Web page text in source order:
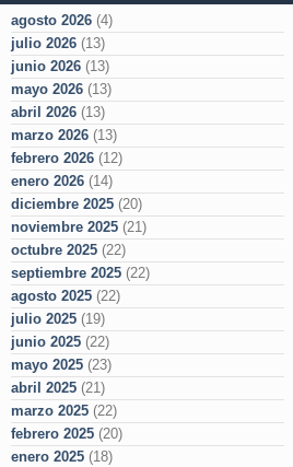
agosto 2026 (4)
julio 2026 (13)
junio 2026 (13)
mayo 2026 (13)
abril 2026 (13)
marzo 2026 (13)
febrero 2026 (12)
enero 2026 (14)
diciembre 2025 (20)
noviembre 2025 (21)
octubre 2025 (22)
septiembre 2025 (22)
agosto 2025 (22)
julio 2025 (19)
junio 2025 (22)
mayo 2025 (23)
abril 2025 (21)
marzo 2025 (22)
febrero 2025 (20)
enero 2025 (18)